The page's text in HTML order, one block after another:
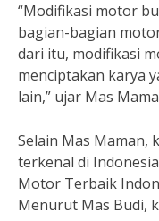
“Modifikasi motor
bagian-bagian
dari itu, modifikasi
menciptakan karya
lain,” ujar Mas
Selain Mas Maman,
terkenal di
Motor Terbaik
Menurut Mas Budi,